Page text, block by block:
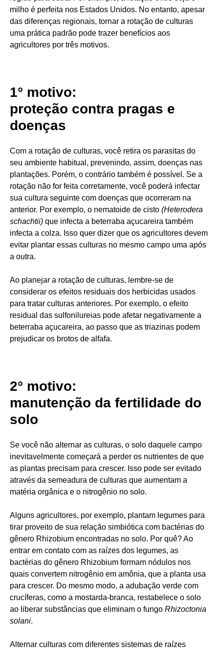
milho é perfeita nos Estados Unidos. No entanto, apesar
das diferenças regionais, tornar a rotação de culturas
uma prática padrão pode trazer benefícios aos
agricultores por três motivos.
1° motivo:
proteção contra pragas e
doenças
Com a rotação de culturas, você retira os parasitas do
seu ambiente habitual, prevenindo, assim, doenças nas
plantações. Porém, o contrário também é possível. Se a
rotação não for feita corretamente, você poderá infectar
sua cultura seguinte com doenças que ocorreram na
anterior. Por exemplo, o nematoide de cisto (Heterodera
schachtii) que infecta a beterraba açucareira também
infecta a colza. Isso quer dizer que os agricultores devem
evitar plantar essas culturas no mesmo campo uma após
a outra.
Ao planejar a rotação de culturas, lembre-se de
considerar os efeitos residuais dos herbicidas usados
para tratar culturas anteriores. Por exemplo, o efeito
residual das sulfonilureias pode afetar negativamente a
beterraba açucareira, ao passo que as triazinas podem
prejudicar os brotos de alfafa.
2° motivo:
manutenção da fertilidade do
solo
Se você não alternar as culturas, o solo daquele campo
inevitavelmente começará a perder os nutrientes de que
as plantas precisam para crescer. Isso pode ser evitado
através da semeadura de culturas que aumentam a
matéria orgânica e o nitrogênio no solo.
Alguns agricultores, por exemplo, plantam legumes para
tirar proveito de sua relação simbiótica com bactérias do
gênero Rhizobium encontradas no solo. Por quê? Ao
entrar em contato com as raízes dos legumes, as
bactérias do gênero Rhizobium formam nódulos nos
quais convertem nitrogênio em amônia, que a planta usa
para crescer. Do mesmo modo, a adubação verde com
crucíferas, como a mostarda-branca, restabelece o solo
ao liberar substâncias que eliminam o fungo Rhizoctonia
solani.
Alternar culturas com diferentes sistemas de raízes